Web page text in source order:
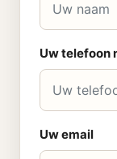
Uw telefoon
Uw email